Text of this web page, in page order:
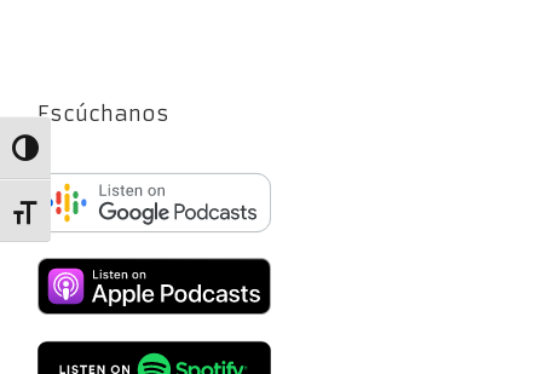
Alternar alto contraste
Alternar tamaño de letra
Escúchanos